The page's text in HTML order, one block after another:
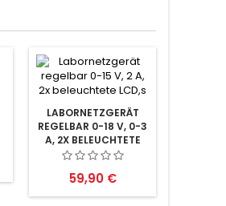
LABORNETZGERÄT
REGELBAR 0-18 V, 0-3
A, 2X BELEUCHTETE
LCD,S
Preis
59,90 €